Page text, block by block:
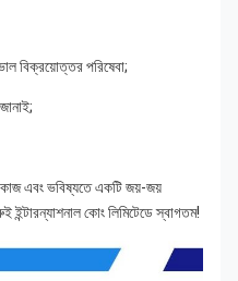
বিক্রয়োত্তর পরিষেবা;
এবং ভবিষ্যতে একটি জয়-জয়
ইন্টারন্যাশনাল কোং লিমিটেডে স্বাগতম!